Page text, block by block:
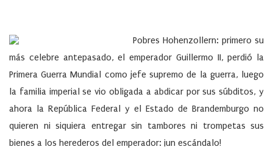
Pobres Hohenzollern: primero su
más celebre antepasado, el emperador Guillermo II, perdió la
Primera Guerra Mundial como jefe supremo de la guerra, luego
la familia imperial se vio obligada a abdicar por sus súbditos, y
ahora la República Federal y el Estado de Brandemburgo no
quieren ni siquiera entregar sin tambores ni trompetas sus
bienes a los herederos del emperador: ¡un escándalo!